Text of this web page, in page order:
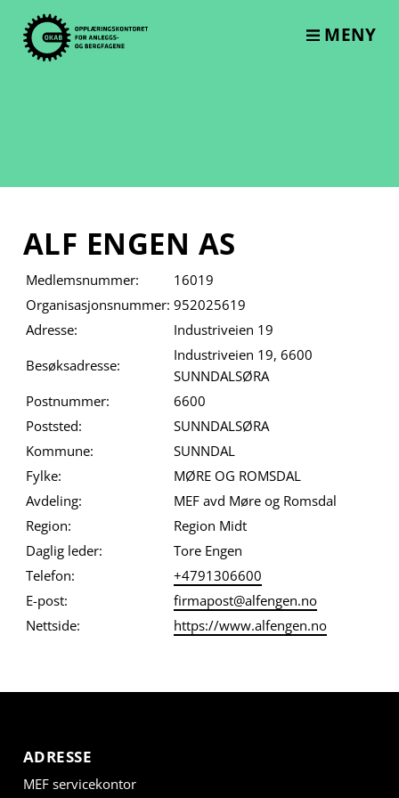
content
MENY
ALF ENGEN AS
Medlemsnummer:
16019
Organisasjonsnummer: 952025619
Adresse:
Industriveien 19
Besøksadresse:
Industriveien 19, 6600
SUNNDALSØRA
Postnummer:
6600
Poststed:
SUNNDALSØRA
Kommune:
SUNNDAL
Fylke:
MØRE OG ROMSDAL
Avdeling:
MEF avd Møre og Romsdal
Region:
Region Midt
Daglig leder:
Tore Engen
Telefon:
+4791306600
E-post:
firmapost@alfengen.no
Nettside:
https://www.alfengen.no
ADRESSE
MEF servicekontor